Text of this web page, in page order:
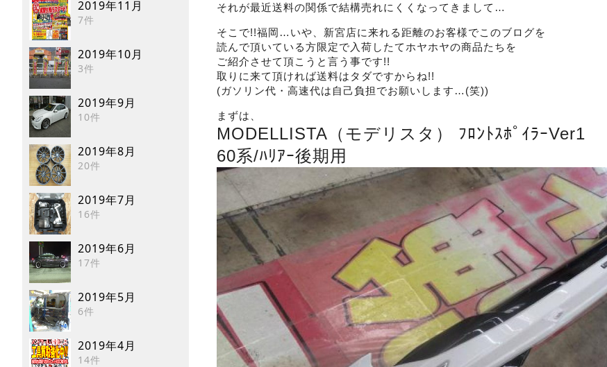
2019年11月
7件
2019年10月
3件
2019年9月
10件
2019年8月
20件
2019年7月
16件
2019年6月
17件
2019年5月
6件
2019年4月
14件
それが最近送料の関係で結構売れにくくなってきまして…
そこで!!福岡…いや、新宮店に来れる距離のお客様でこのブログを
読んで頂いている方限定で入荷したてホヤホヤの商品たちを
ご紹介させて頂こうと言う事です!!
取りに来て頂ければ送料はタダですからね!!
(ガソリン代・高速代は自己負担でお願いします…(笑))
まずは、
MODELLISTA（モデリスタ） ﾌﾛﾝﾄｽﾎﾟｲﾗｰVer1
60系/ﾊﾘｱｰ後期用